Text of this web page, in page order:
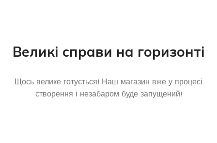
Великі справи на горизонті
Щось велике готується! Наш магазин вже у процесі
створення і незабаром буде запущений!